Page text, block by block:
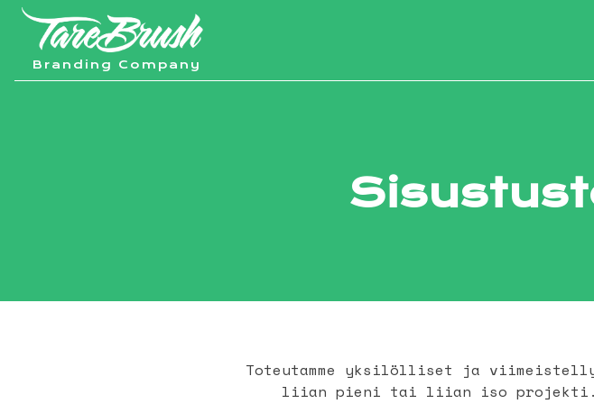
Siirry
sisältöön
Tarebrush
Branding Company
Toteutamme yksilölliset ja
liian pieni tai liian iso projekti.